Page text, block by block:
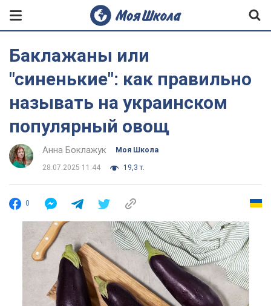
Баклажаны или
"синенькие": как правильно
называть на украинском
популярный овощ
Анна Боклажук Моя Школа
28.07.2025 11:44 19,3 т.
0